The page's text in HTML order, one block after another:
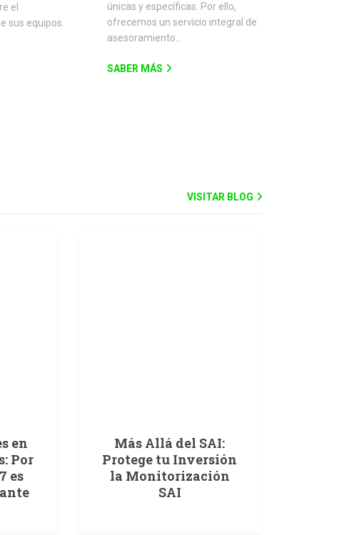
el
sus equipos.
únicas y específicas. Por ello,
ofrecemos un servicio integral de
asesoramiento…
SABER MÁS
VISITAR BLOG
en
Por
es
Más Allá del SAI:
Protege tu Inversión
la Monitorización
SAI